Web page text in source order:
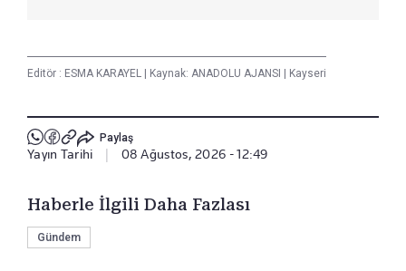
Editör : ESMA KARAYEL | Kaynak: ANADOLU AJANSI | Kayseri
Paylaş
Yayın Tarihi 08 Ağustos, 2026 - 12:49
Haberle İlgili Daha Fazlası
Gündem